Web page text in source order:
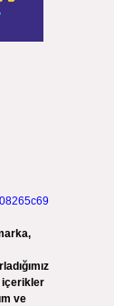
içerikler
ve